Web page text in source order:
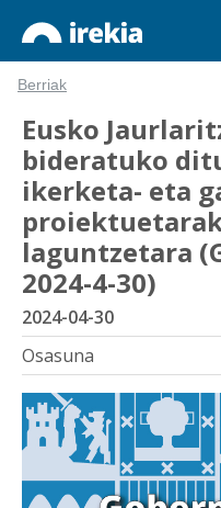
Berriak
Eusko
bideratuko
ikerketa- eta
laguntzetara
2024-4-30)
2024-04-30
Osasuna